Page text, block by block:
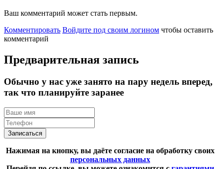
Ваш комментарий может стать первым.
Комментировать Войдите под своим логином чтобы оставить
комментарий
Предварительная запись
Обычно у нас уже занято на пару недель вперед,
так что планируйте заранее
Записаться
Нажимая на кнопку, вы даёте согласие на обработку своих
персональных данных